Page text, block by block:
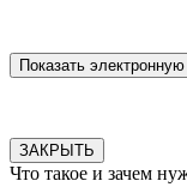
ЗАКРЫТЬ
Что такое и зачем